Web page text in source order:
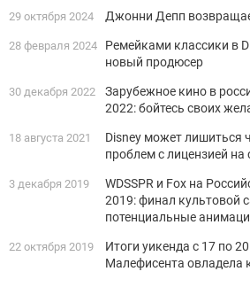
29 октября 2024 Джонни Депп
28 февраля 2024
Ремейками классики в
новый продюсер
30 декабря 2022
Зарубежное кино в
2022: бойтесь своих
18 августа 2021
Disney может лишиться
проблем с лицензией на
3 декабря 2019
WDSSPR и Fox на
2019: финал культовой
потенциальные
22 октября 2019
Итоги уикенда с 17 по
Малефисента овладела